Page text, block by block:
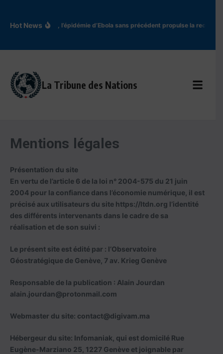
Hot NewsEn RDC, l’épidémie d’Ebola sans précédent propulse la
La Tribune des Nations
Mentions légales
Présentation du site
En vertu de l’article 6 de la loi n° 2004-575 du 21 juin
2004 pour la confiance dans l’économie numérique, il est
précisé aux utilisateurs du site https://ltdn.org l’identité
des différents intervenants dans le cadre de sa
réalisation et de son suivi :
Le présent site est édité par : l’Observatoire
Géostratégique de Genève, 7 av. Krieg Genève
Responsable de la publication : Alain Jourdan
alain.jourdan@protonmail.com
Webmaster du site: contact@digivam.ma
Hébergeur du site: Infomaniak, qui est domicilé Rue
Eugène-Marziano 25, 1227 Genève et joignable par